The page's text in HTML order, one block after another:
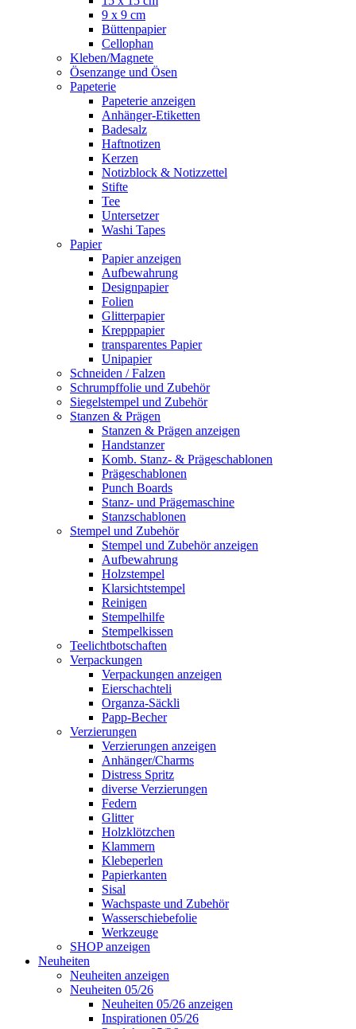
9 x 9 cm
Büttenpapier
Cellophan
Kleben/Magnete
Ösenzange und Ösen
Papeterie
Papeterie anzeigen
Anhänger-Etiketten
Badesalz
Haftnotizen
Kerzen
Notizblock & Notizzettel
Stifte
Tee
Untersetzer
Washi Tapes
Papier
Papier anzeigen
Aufbewahrung
Designpapier
Folien
Glitterpapier
Krepppapier
transparentes Papier
Unipapier
Schneiden / Falzen
Schrumpffolie und Zubehör
Siegelstempel und Zubehör
Stanzen & Prägen
Stanzen & Prägen anzeigen
Handstanzer
Komb. Stanz- & Prägeschablonen
Prägeschablonen
Punch Boards
Stanz- und Prägemaschine
Stanzschablonen
Stempel und Zubehör
Stempel und Zubehör anzeigen
Aufbewahrung
Holzstempel
Klarsichtstempel
Reinigen
Stempelhilfe
Stempelkissen
Teelichtbotschaften
Verpackungen
Verpackungen anzeigen
Eierschachteli
Organza-Säckli
Papp-Becher
Verzierungen
Verzierungen anzeigen
Anhänger/Charms
Distress Spritz
diverse Verzierungen
Federn
Glitter
Holzklötzchen
Klammern
Klebeperlen
Papierkanten
Sisal
Wachspaste und Zubehör
Wasserschiebefolie
Werkzeuge
SHOP anzeigen
Neuheiten
Neuheiten anzeigen
Neuheiten 05/26
Neuheiten 05/26 anzeigen
Inspirationen 05/26